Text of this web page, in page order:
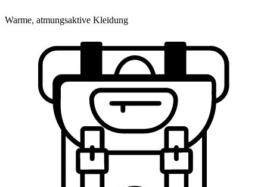
Warme, atmungsaktive Kleidung